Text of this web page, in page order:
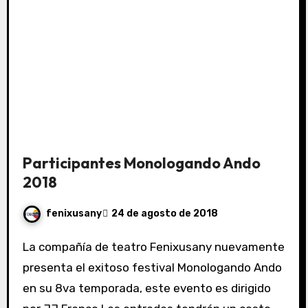
Participantes Monologando Ando
2018
fenixusany 24 de agosto de 2018
La compañía de teatro Fenixusany nuevamente
presenta el exitoso festival Monologando Ando
en su 8va temporada, este evento es dirigido